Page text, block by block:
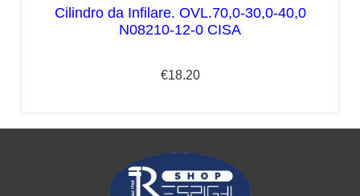
Cilindro da Infilare. OVL.70,0-30,0-40,0
N08210-12-0 CISA
€18.20